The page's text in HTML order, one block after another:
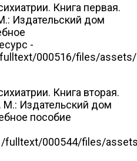
Книга первая.
Издательский дом
-
000516/files/
Книга вторая.
М.: Издательский дом
пособие
fulltext/000544/files/